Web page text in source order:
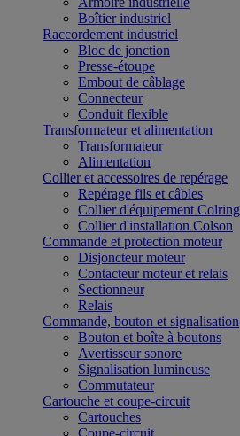
Boîtier industriel
Raccordement industriel
Bloc de jonction
Presse-étoupe
Embout de câblage
Connecteur
Conduit flexible
Transformateur et alimentation
Transformateur
Alimentation
Collier et accessoires de repérage
Repérage fils et câbles
Collier d'équipement Colring
Collier d'installation Colson
Commande et protection moteur
Disjoncteur moteur
Contacteur moteur et relais
Sectionneur
Relais
Commande, bouton et signalisation
Bouton et boîte à boutons
Avertisseur sonore
Signalisation lumineuse
Commutateur
Cartouche et coupe-circuit
Cartouches
Coupe-circuit